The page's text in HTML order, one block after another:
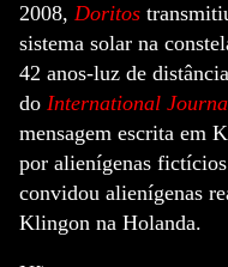
2008, Doritos
sistema solar na
42 anos-luz de
do International
mensagem escrita em
por alienígenas
convidou alienígenas
Klingon na Holanda.